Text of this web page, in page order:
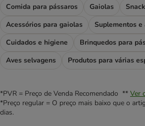
Comida para pássaros Gaiolas
Acessórios para gaiolas
Cuidados e higiene
Brinquedos para
Aves selvagens
*PVR = Preço de Venda Recomendado ** Ver
*Preço regular = O preço mais baixo que o
dias.